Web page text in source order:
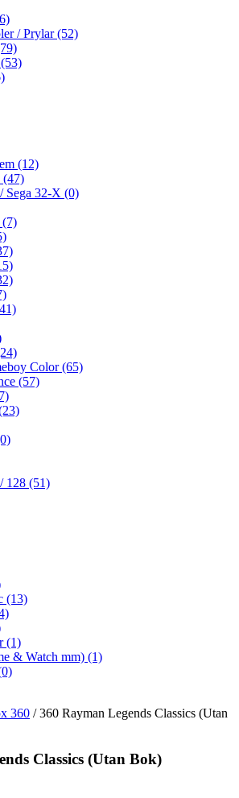
/ Prylar(52)
(53)
(12)
(47)
Sega 32-X (0)
(7)
Color(65)
(57)
128 (51)
(13)
(1)
& Watch mm) (1)
360 / 360 Rayman Legends Classics (Utan
Classics (Utan Bok)